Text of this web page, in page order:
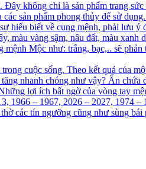
không chỉ là sản phẩm trang
sản phẩm phong thủy để sử
hiểu biết về cung mệnh, phải lưu ý
màu vàng sậm, nâu đất, màu xanh
Mộc như: trắng, bạc,.. sẽ phản
cuộc sống. Theo kết quả của
nhanh chóng như vậy? Ẩn chứa
lợi ích bất ngờ của vòng tay
1966 – 1967, 2026 – 2027, 1974 –
các tín ngưỡng cũng như sùng